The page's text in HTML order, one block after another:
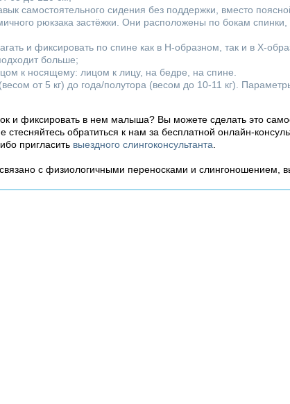
самостоятельного сидения без поддержки, вместо
рюкзака застёжки. Они расположены по бокам
и фиксировать по спине как в H-образном, так и в X-
больше;
к носящему: лицом к лицу, на бедре, на спине.
от 5 кг) до года/полутора (весом до 10-11 кг).
и фиксировать в нем малыша? Вы можете сделать это
стесняйтесь обратиться к нам за бесплатной онлайн-
пригласить выездного слингоконсультанта
с физиологичными переносками и слингоношением,